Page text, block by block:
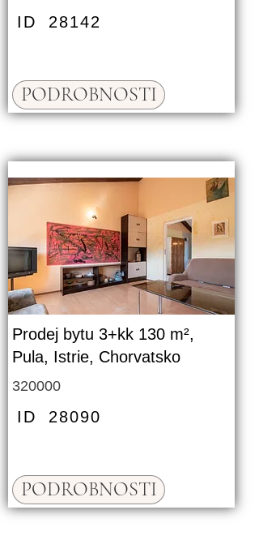
ID 28142
PODROBNOSTI
Prodej bytu 3+kk 130 m²,
Pula, Istrie, Chorvatsko
320000
ID 28090
PODROBNOSTI